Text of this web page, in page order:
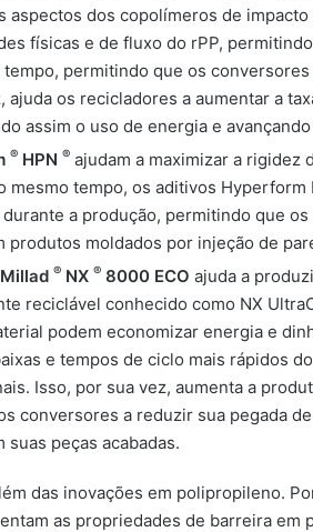
aspectos dos copolímeros de
físicas e de fluxo do rPP,
permitindo que os
ajuda os recicladores a aumentar a
assim o uso de energia e
® HPN ® ajudam a maximizar a rigidez
mesmo tempo, os aditivos Hyperform
a produção, permitindo que
produtos moldados por injeção de
® NX ® 8000 ECO ajuda a
reciclável conhecido como NX
podem economizar energia e
e tempos de ciclo mais rápidos
Isso, por sua vez, aumenta a
conversores a reduzir sua pegada
peças acabadas.
das inovações em polipropileno.
as propriedades de barreira em